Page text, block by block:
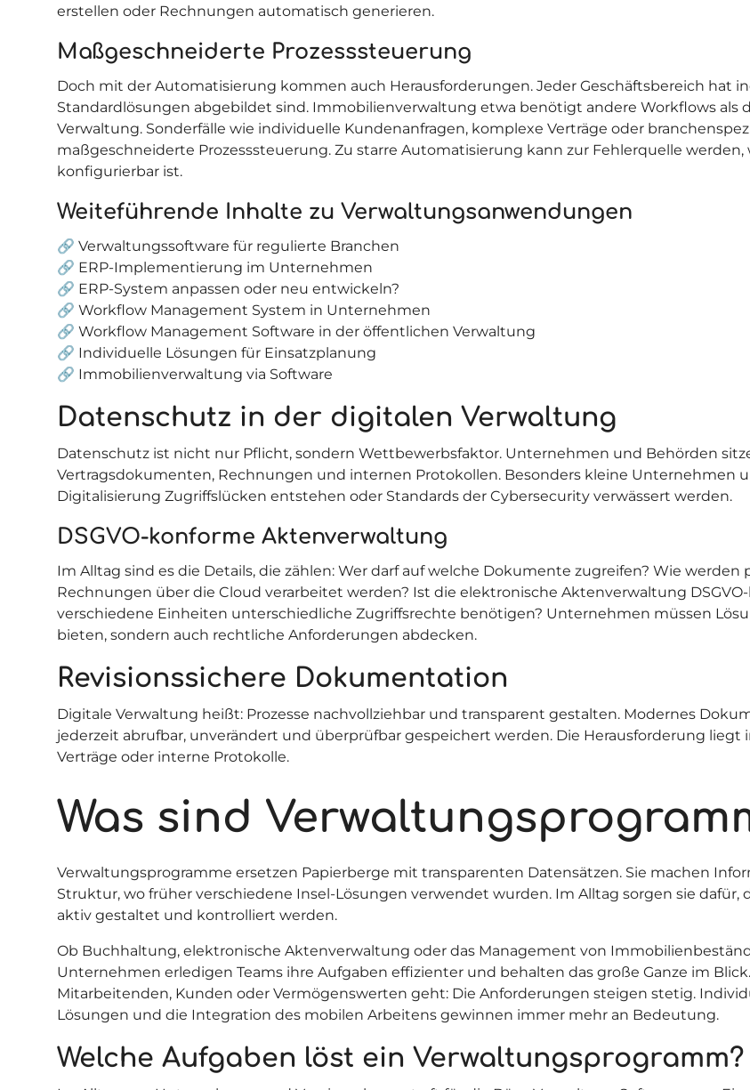
erstellen oder Rechnungen automatisch generieren.
Maßgeschneiderte Prozesssteuerung
Doch mit der Automatisierung kommen auch Herausforderungen. Jeder Geschäftsbereich hat
Standardlösungen abgebildet sind. Immobilienverwaltung etwa benötigt andere Workflows als
Verwaltung. Sonderfälle wie individuelle Kundenanfragen, komplexe Verträge oder
maßgeschneiderte Prozesssteuerung. Zu starre Automatisierung kann zur Fehlerquelle
konfigurierbar ist.
Weiteführende Inhalte zu Verwaltungsanwendungen
🔗 Verwaltungssoftware für regulierte Branchen
🔗 ERP-Implementierung im Unternehmen
🔗 ERP-System anpassen oder neu entwickeln?
🔗 Workflow Management System in Unternehmen
🔗 Workflow Management Software in der öffentlichen Verwaltung
🔗 Individuelle Lösungen für Einsatzplanung
🔗 Immobilienverwaltung via Software
Datenschutz in der digitalen Verwaltung
Datenschutz ist nicht nur Pflicht, sondern Wettbewerbsfaktor. Unternehmen und Behörden
Vertragsdokumenten, Rechnungen und internen Protokollen. Besonders kleine Unternehmen
Digitalisierung Zugriffslücken entstehen oder Standards der Cybersecurity verwässert werden.
DSGVO-konforme Aktenverwaltung
Im Alltag sind es die Details, die zählen: Wer darf auf welche Dokumente zugreifen? Wie
Rechnungen über die Cloud verarbeitet werden? Ist die elektronische Aktenverwaltung
verschiedene Einheiten unterschiedliche Zugriffsrechte benötigen? Unternehmen müssen
bieten, sondern auch rechtliche Anforderungen abdecken.
Revisionssichere Dokumentation
Digitale Verwaltung heißt: Prozesse nachvollziehbar und transparent gestalten. Modernes
jederzeit abrufbar, unverändert und überprüfbar gespeichert werden. Die Herausforderung
Verträge oder interne Protokolle.
Was sind
Verwaltungsprogramme ersetzen Papierberge mit transparenten Datensätzen. Sie machen
Struktur, wo früher verschiedene Insel-Lösungen verwendet wurden. Im Alltag sorgen sie
aktiv gestaltet und kontrolliert werden.
Ob Buchhaltung, elektronische Aktenverwaltung oder das Management von
Unternehmen erledigen Teams ihre Aufgaben effizienter und behalten das große Ganze im
Mitarbeitenden, Kunden oder Vermögenswerten geht: Die Anforderungen steigen stetig.
Lösungen und die Integration des mobilen Arbeitens gewinnen immer mehr an Bedeutung.
Welche Aufgaben löst ein Verwaltungsprogramm?